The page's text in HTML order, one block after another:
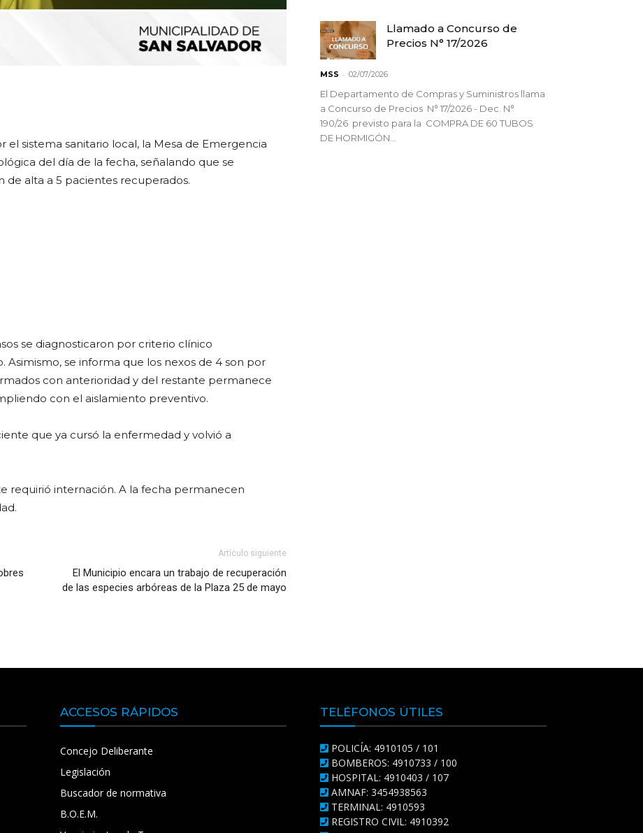
sistema sanitario local, la Mesa de Emergencia
del día de la fecha, señalando que se
de alta a 5 pacientes recuperados.
se diagnosticaron por criterio clínico
se informa que los nexos de 4 son por
con anterioridad y del restante permanece
con el aislamiento preventivo.
que ya cursó la enfermedad y volvió a
requirió internación. A la fecha permanecen
Artículo siguiente
El Municipio encara un trabajo de recuperación
de las especies arbóreas de la Plaza 25 de mayo
Llamado a Concurso de
Precios N° 17/2026
MSS - 02/07/2026
El Departamento de Compras y Suministros llama
a Concurso de Precios N° 17/2026 - Dec. N°
190/26 previsto para la COMPRA DE 60 TUBOS
DE HORMIGÓN...
ACCESOS RÁPIDOS
Concejo Deliberante
Legislación
Buscador de normativa
B.O.E.M.
TELÉFONOS ÚTILES
POLICÍA: 4910105 / 101
BOMBEROS: 4910733 / 100
HOSPITAL: 4910403 / 107
AMNAF: 3454938563
TERMINAL: 4910593
REGISTRO CIVIL: 4910392